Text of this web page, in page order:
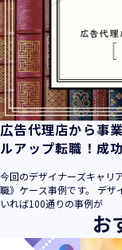
広告代理店から事
ルアップ転職！成
今回のデザイナーズキャリ
職》ケース事例です。 デザ
いれば100通りの事例が
お